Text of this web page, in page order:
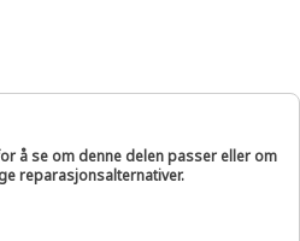
å se om denne delen passer eller om
reparasjonsalternativer.